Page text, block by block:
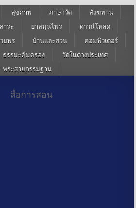
สุขภาพ ภาษาวัด
สังฆทาน
าระ ยาสมุนไพร
ดาวน์โหลด
ยพร บ้านและสวน
คอมพิวเตอร์
ธรรมะคุ้มครอง
วัดในต่างประเทศ
พระสายกรรมฐาน